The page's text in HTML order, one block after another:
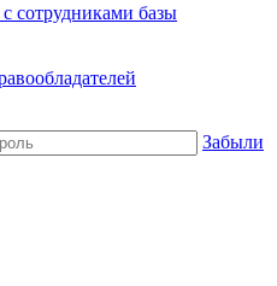
сотрудниками базы
Забыли